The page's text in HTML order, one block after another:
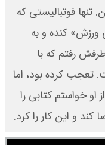
فوتبالیستی که
کنده و به
رفتم که با
تعجب کرده بود، اما
او خواستم کتابی را
کند و این کار را کرد.